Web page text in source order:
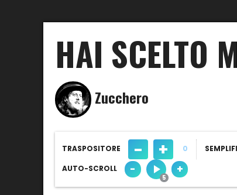
HAI SCELTO
Zucchero
TRASPOSITORE - + 0
AUTO-SCROLL - +